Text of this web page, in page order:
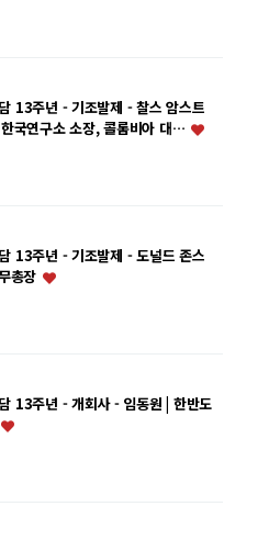
13주년 - 기조발제 - 찰스 암스트
국연구소 소장, 콜롬비아 대…
13주년 - 기조발제 - 도널드 존스
총장
13주년 - 개회사 - 임동원 | 한반도